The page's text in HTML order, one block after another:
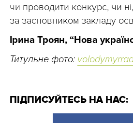
чи проводити конкурс, чи
за засновником закладу
Ірина Троян, “Нова
Титульне фото:
ПІДПИСУЙТЕСЬ НА НАС: